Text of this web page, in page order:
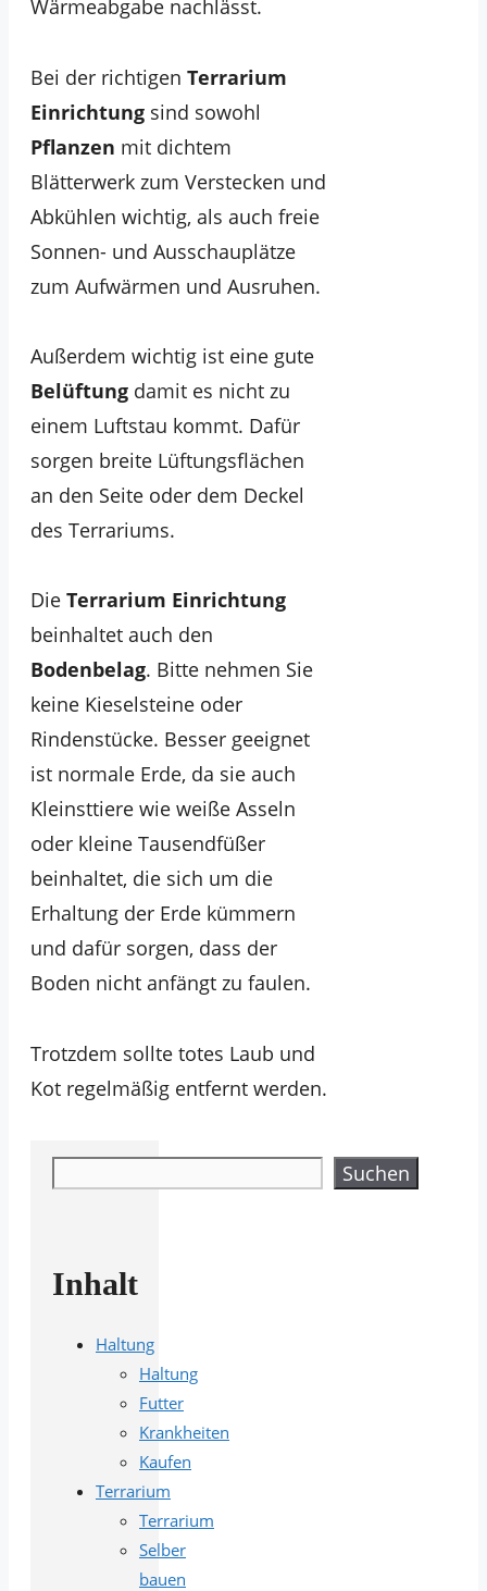
Wärmeabgabe nachlässt.
Bei der richtigen Terrarium
Einrichtung sind sowohl
Pflanzen mit dichtem
Blätterwerk zum Verstecken und
Abkühlen wichtig, als auch freie
Sonnen- und Ausschauplätze
zum Aufwärmen und Ausruhen.
Außerdem wichtig ist eine gute
Belüftung damit es nicht zu
einem Luftstau kommt. Dafür
sorgen breite Lüftungsflächen
an den Seite oder dem Deckel
des Terrariums.
Die Terrarium Einrichtung
beinhaltet auch den
Bodenbelag. Bitte nehmen Sie
keine Kieselsteine oder
Rindenstücke. Besser geeignet
ist normale Erde, da sie auch
Kleinsttiere wie weiße Asseln
oder kleine Tausendfüßer
beinhaltet, die sich um die
Erhaltung der Erde kümmern
und dafür sorgen, dass der
Boden nicht anfängt zu faulen.
Trotzdem sollte totes Laub und
Kot regelmäßig entfernt werden.
Suchen
Inhalt
Haltung
Haltung
Futter
Krankheiten
Kaufen
Terrarium
Terrarium
Selber
bauen